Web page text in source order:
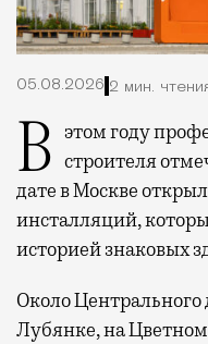
05.08.2026 2 мин.
В этом году профессиональный праздник День строителя
дате в Москве
инсталляций,
историей знаковых
Около Центрального
Лубянке, на